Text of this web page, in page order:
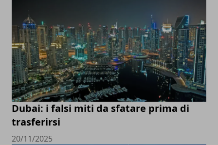
Dubai: i falsi miti da sfatare prima di
trasferirsi
20/11/2025